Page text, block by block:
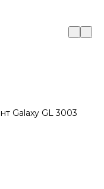
Galaxy GL 3003